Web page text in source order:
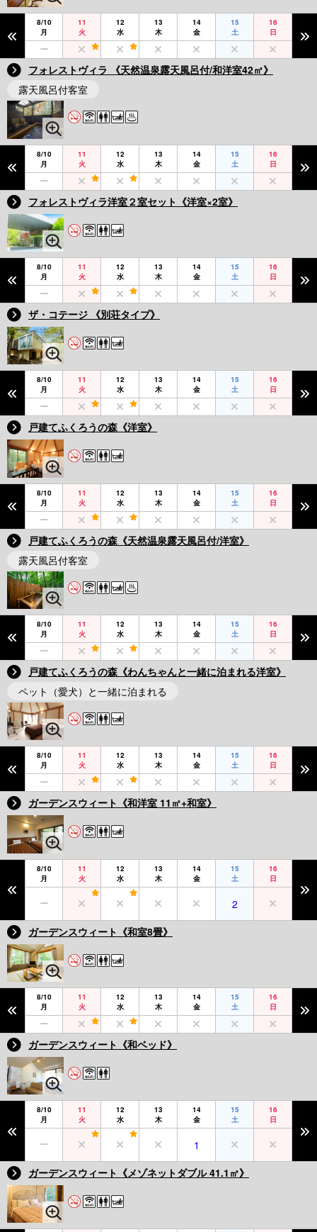
8/10
月
11
火
12
水
13
木
14
金
15
土
16
日
フォレストヴィラ 《天然温泉露天風呂付/和洋室42㎡》
露天風呂付客室
8/10
月
11
火
12
水
13
木
14
金
15
土
16
日
フォレストヴィラ洋室２室セット《洋室×2室》
8/10
月
11
火
12
水
13
木
14
金
15
土
16
日
ザ・コテージ 《別荘タイプ》
8/10
月
11
火
12
水
13
木
14
金
15
土
16
日
戸建てふくろうの森《洋室》
8/10
月
11
火
12
水
13
木
14
金
15
土
16
日
戸建てふくろうの森《天然温泉露天風呂付/洋室》
露天風呂付客室
8/10
月
11
火
12
水
13
木
14
金
15
土
16
日
戸建てふくろうの森《わんちゃんと一緒に泊まれる洋室》
ペット（愛犬）と一緒に泊まれる
8/10
月
11
火
12
水
13
木
14
金
15
土
16
日
ガーデンスウィート《和洋室 11㎡+和室》
8/10
月
11
火
12
水
13
木
14
金
15
土
16
日
2
ガーデンスウィート《和室8畳》
8/10
月
11
火
12
水
13
木
14
金
15
土
16
日
ガーデンスウィート《和ベッド》
8/10
月
11
火
12
水
13
木
14
金
15
土
16
日
1
ガーデンスウィート《メゾネットダブル 41.1㎡》